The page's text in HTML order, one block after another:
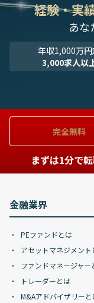
経験・実
あな
年収1,000万円
3,000求人以
完全無料
まずは1分で
金融業界
PEファンドとは
アセットマネジメント
ファンドマネージャー
トレーダーとは
M&Aアドバイザリーと